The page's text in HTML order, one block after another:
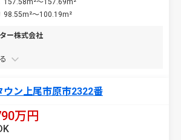
157.58m²～157.69m²
98.55m²～100.19m²
ー株式会社
ウン上尾市原市2322番
万円